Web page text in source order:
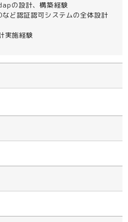
の設計、構築経験
など認証認可システムの全体設計
実施経験